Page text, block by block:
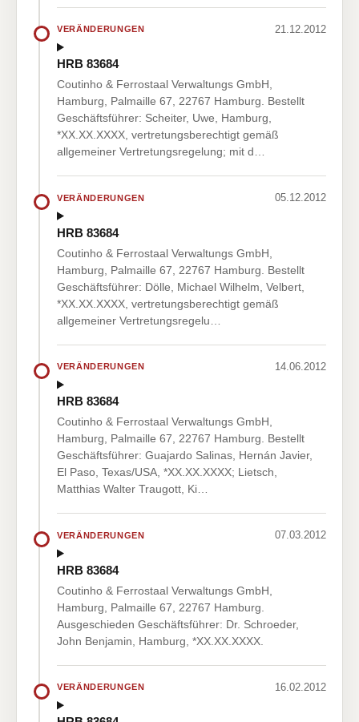
VERÄNDERUNGEN 21.12.2012
HRB 83684
Coutinho & Ferrostaal Verwaltungs GmbH,
Hamburg, Palmaille 67, 22767 Hamburg. Bestellt
Geschäftsführer: Scheiter, Uwe, Hamburg,
*XX.XX.XXXX, vertretungsberechtigt gemäß
allgemeiner Vertretungsregelung; mit d…
VERÄNDERUNGEN 05.12.2012
HRB 83684
Coutinho & Ferrostaal Verwaltungs GmbH,
Hamburg, Palmaille 67, 22767 Hamburg. Bestellt
Geschäftsführer: Dölle, Michael Wilhelm, Velbert,
*XX.XX.XXXX, vertretungsberechtigt gemäß
allgemeiner Vertretungsregelu…
VERÄNDERUNGEN 14.06.2012
HRB 83684
Coutinho & Ferrostaal Verwaltungs GmbH,
Hamburg, Palmaille 67, 22767 Hamburg. Bestellt
Geschäftsführer: Guajardo Salinas, Hernán Javier,
El Paso, Texas/USA, *XX.XX.XXXX; Lietsch,
Matthias Walter Traugott, Ki…
VERÄNDERUNGEN 07.03.2012
HRB 83684
Coutinho & Ferrostaal Verwaltungs GmbH,
Hamburg, Palmaille 67, 22767 Hamburg.
Ausgeschieden Geschäftsführer: Dr. Schroeder,
John Benjamin, Hamburg, *XX.XX.XXXX.
VERÄNDERUNGEN 16.02.2012